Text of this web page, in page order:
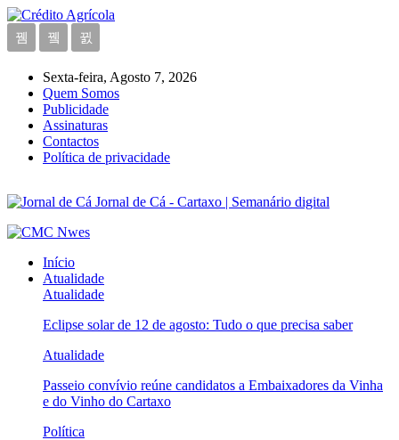
Sexta-feira, Agosto 7, 2026
Quem Somos
Publicidade
Assinaturas
Contactos
Política de privacidade
Jornal de Cá - Cartaxo | Semanário digital
Início
Atualidade
Atualidade
Eclipse solar de 12 de agosto: Tudo o que precisa saber
Atualidade
Passeio convívio reúne candidatos a Embaixadores da Vinha
e do Vinho do Cartaxo
Política